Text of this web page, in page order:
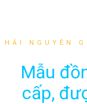
HẢI NGUYÊN
Mẫu
cấp,